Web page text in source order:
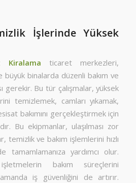
İşlerinde Yüksek
Kiralama ticaret merkezleri,
binalarda düzenli bakım ve
gerekir. Bu tür çalışmalar, yüksek
temizlemek, camları yıkamak,
bakımını gerçekleştirmek için
Bu ekipmanlar, ulaşılması zor
temizlik ve bakım işlemlerini hızlı
yardımcı olur.
bakım süreçlerini
iş güvenliğini de artırır.